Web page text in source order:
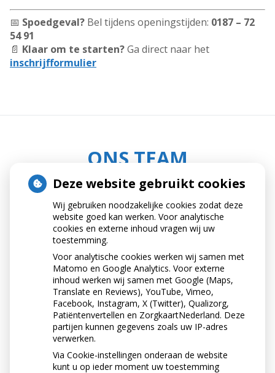
📅 Spoedgeval? Bel tijdens openingstijden: 0187 – 72
54 91
📄 Klaar om te starten?Ga direct naar het
inschrijfformulier
ONS TEAM
Ahmed Melak Rakkadh
Deze website gebruikt cookies
Wij gebruiken noodzakelijke cookies zodat deze
website goed kan werken. Voor analytische
cookies en externe inhoud vragen wij uw
toestemming.
Voor analytische cookies werken wij samen met
Matomo en Google Analytics. Voor externe
inhoud werken wij samen met Google (Maps,
Translate en Reviews), YouTube, Vimeo,
Facebook, Instagram, X (Twitter), Qualizorg,
Patiëntenvertellen en ZorgkaartNederland. Deze
partijen kunnen gegevens zoals uw IP-adres
verwerken.
Via Cookie-instellingen onderaan de website
kunt u op ieder moment uw toestemming